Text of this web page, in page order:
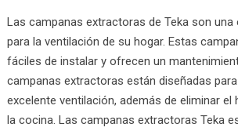
Las campanas extractoras de Teka son una
para la ventilación de su hogar. Estas
fáciles de instalar y ofrecen un
campanas extractoras están diseñadas
excelente ventilación, además de eliminar
la cocina. Las campanas extractoras Teka